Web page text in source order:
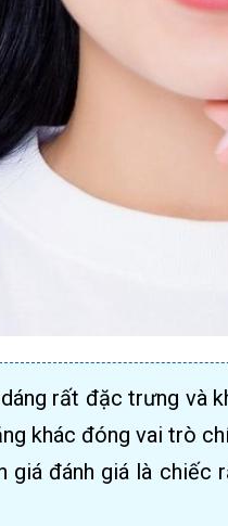
rất đặc trưng và
khác đóng vai trò
giá đánh giá là chiếc